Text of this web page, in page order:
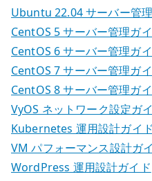
Ubuntu 22.04 サーバー管
CentOS 5 サーバー管理ガ
CentOS 6 サーバー管理ガ
CentOS 7 サーバー管理ガ
CentOS 8 サーバー管理ガ
VyOS ネットワーク設定ガ
Kubernetes 運用設計ガイド
VM パフォーマンス設計ガ
WordPress 運用設計ガイド